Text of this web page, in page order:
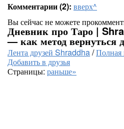
Комментарии (2): вверх^
Вы сейчас не можете
Дневник про Таро |
— как метод вернуться
Лента друзей Shraddha/Полная
Добавить в друзья
Страницы: раньше»